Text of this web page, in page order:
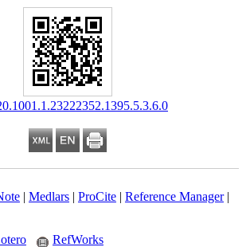
‎ 20.1001.1.23222352.1395.5.3.6.0
|Medlars |ProCite |Reference Manager
Zotero RefWorks